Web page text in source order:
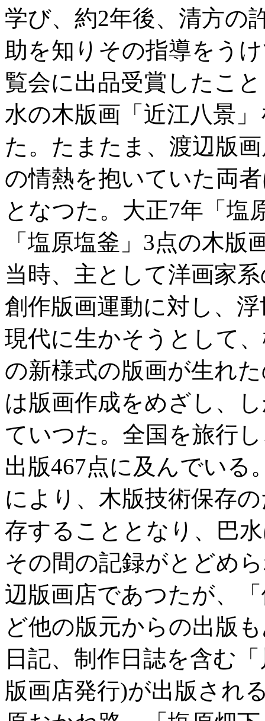
学び、約2年後、清方の
助を知りその指導をう
覧会に出品受賞したこ
水の木版画「近江八景
た。たまたま、渡辺版
の情熱を抱いていた両
となつた。大正7年「塩
「塩原塩釜」3点の木
当時、主として洋画家
創作版画運動に対し、
現代に生かそうとして
の新様式の版画が生れ
は版画作成をめざし、
ていつた。全国を旅行
出版467点に及んでいる
により、木版技術保存
存することとなり、巴
その間の記録がとどめ
辺版画店であつたが、
ど他の版元からの出版
日記、制作日誌を含む
版画店発行)が出版され